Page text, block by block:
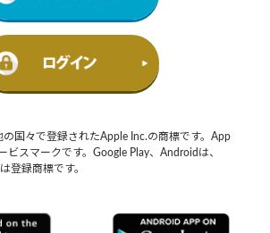
国々で登録されたApple Inc.の商標です。App
ビスマークです。Google Play、Androidは、
登録商標です。